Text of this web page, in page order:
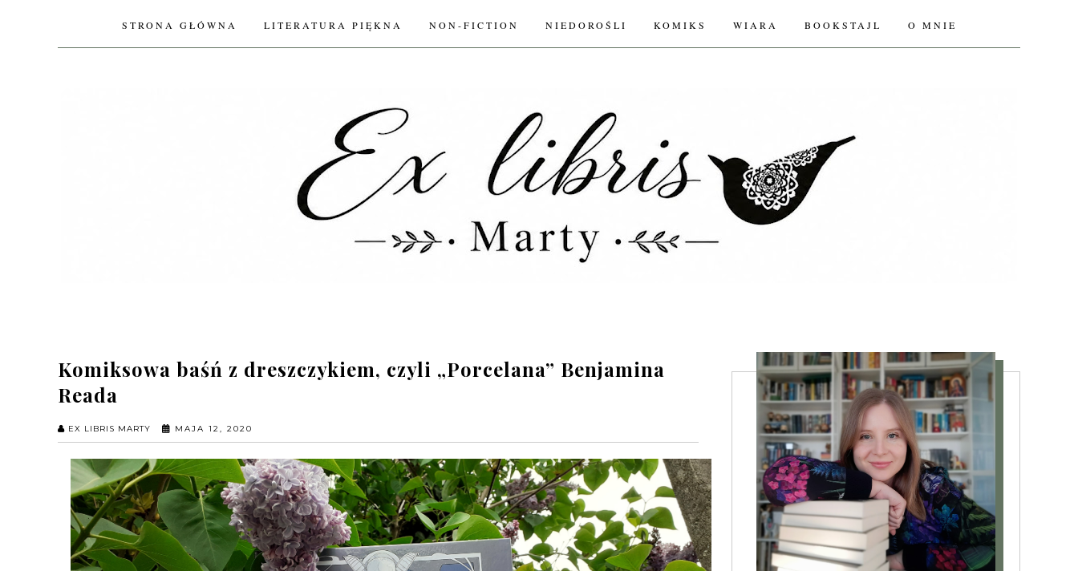
STRONA GŁÓWNA LITERATURA PIĘKNA NON-FICTION NIEDOROŚLI KOMIKS WIARA BOOKSTAJL O MNIE
Komiksowa baśń z dreszczykiem, czyli „Porcelana” Benjamina
Reada
EX LIBRIS MARTY MAJA 12, 2020